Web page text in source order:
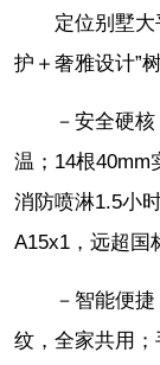
定位别墅
护＋奢雅设计”
－安全硬
温；14根40mm
消防喷淋1.5小
A15x1，远超国
－智能便
纹，全家共用